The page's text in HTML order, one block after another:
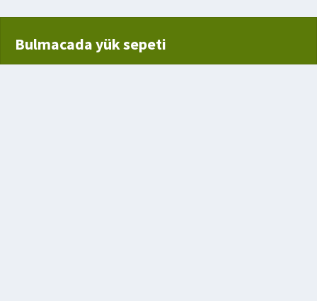
Bulmacada yük sepeti